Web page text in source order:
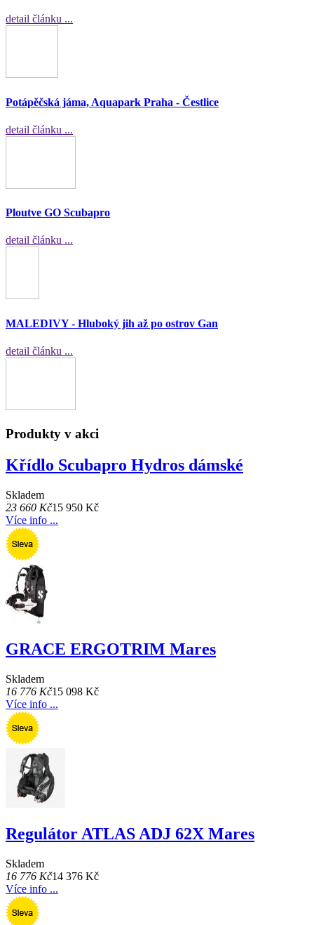
detail článku ...
Potápěčská jáma, Aquapark Praha - Čestlice
detail článku ...
Ploutve GO Scubapro
detail článku ...
MALEDIVY - Hluboký jih až po ostrov Gan
detail článku ...
Produkty v akci
Křídlo Scubapro Hydros dámské
Skladem
23 660 Kč15 950 Kč
Více info ...
GRACE ERGOTRIM Mares
Skladem
16 776 Kč15 098 Kč
Více info ...
Regulátor ATLAS ADJ 62X Mares
Skladem
16 776 Kč14 376 Kč
Více info ...